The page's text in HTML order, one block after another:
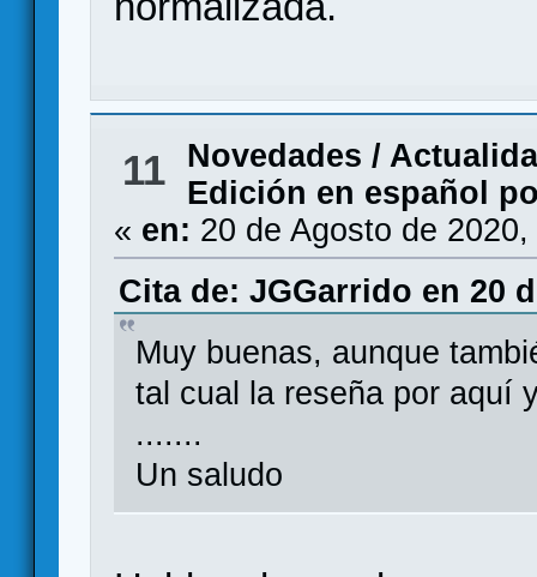
11
Novedades /
Edición en español
« en: 20 de Agosto de
Cita de: JGGarrido en 20
Muy buenas, aunque
tal cual la reseña por aquí
.......
Un saludo